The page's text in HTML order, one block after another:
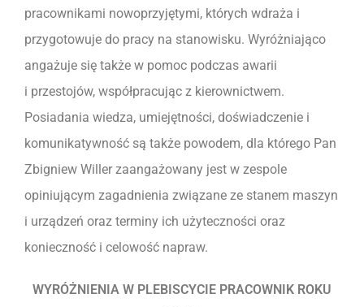
pracownikami nowoprzyjętymi, których wdraża i
przygotowuje do pracy na stanowisku. Wyróżniająco
angażuje się także w pomoc podczas awarii
i przestojów, współpracując z kierownictwem.
Posiadania wiedza, umiejętności, doświadczenie i
komunikatywność są także powodem, dla którego Pan
Zbigniew Willer zaangażowany jest w zespole
opiniującym zagadnienia związane ze stanem maszyn
i urządzeń oraz terminy ich użyteczności oraz
konieczność i celowość napraw.
WYRÓŻNIENIA W PLEBISCYCIE PRACOWNIK ROKU